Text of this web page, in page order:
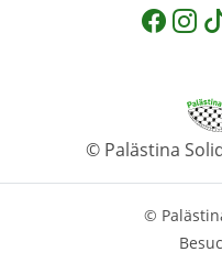
© Palästina
©